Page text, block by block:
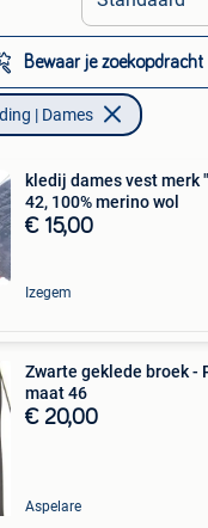
Bewaar je zoekopdracht
| Dames
kledij dames vest merk
42, 100% merino wol
€ 15,00
Izegem
Zwarte geklede broek -
maat 46
€ 20,00
Aspelare